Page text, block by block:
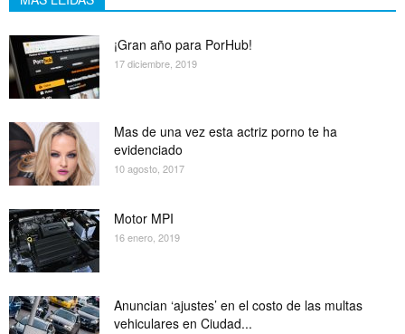
¡Gran año para PorHub!
17 diciembre, 2019
Mas de una vez esta actriz porno te ha
evidenciado
10 agosto, 2017
Motor MPI
16 enero, 2019
Anuncian ‘ajustes’ en el costo de las multas
vehiculares en Ciudad...